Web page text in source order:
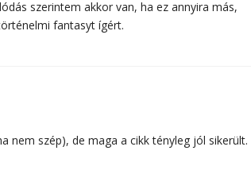
szerintem akkor van, ha ez annyira más,
fantasyt ígért.
nem szép), de maga a cikk tényleg jól sikerült.